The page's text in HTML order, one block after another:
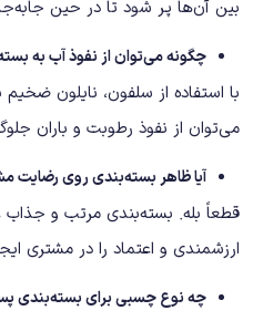
بین آن‌ها پر شود تا در حین
چگونه می‌توان از نفوذ آب به
با استفاده از سلفون، نایلون
می‌توان از نفوذ رطوبت و باران
آیا ظاهر بسته‌بندی روی رضایت
قطعاً بله. بسته‌بندی مرتب و
ارزشمندی و اعتماد را در مشتری
چه نوع چسبی برای بسته‌بندی